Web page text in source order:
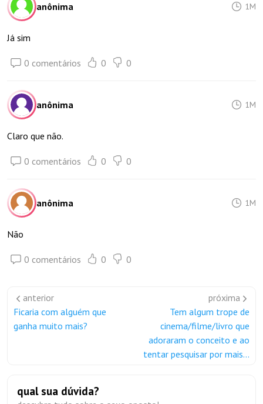
anônima 1M
Já sim
0 comentários 0 0
anônima 1M
Claro que não.
0 comentários 0 0
anônima 1M
Não
0 comentários 0 0
anterior
Ficaria com alguém que
ganha muito mais?
próxima
Tem algum trope de
cinema/filme/livro que
adoraram o conceito e ao
tentar pesquisar por mais...
qual sua dúvida?